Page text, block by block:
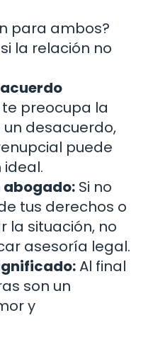
para ambos?
la relación no
te preocupa la
desacuerdo,
puede
ideal.
abogado: Si no
tus derechos o
la situación, no
asesoría legal.
Al final
son un
y